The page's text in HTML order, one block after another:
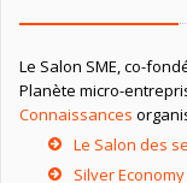
Le Salon SME, co-
Planète micro-
Connaissances
Le Salon des
Silver